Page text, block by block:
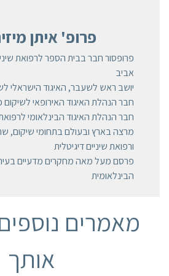
פרופ' איתן
פרופסור חבר בבית הספר לרפואת
אביב
יושב ראש לשעבר, האיגוד הישראלי
חבר הנהלת האיגוד האירופאי לשיקום
חבר הנהלת האיגוד הבינלאומי לרפואת
מרצה בארץ ובעולם בתחומי שיקום,
ורפואת שיניים דיגיטלית
פרסם מעל מאה מחקרים מדעיים
הבינלאומית
מאמרים נוספים
אותך